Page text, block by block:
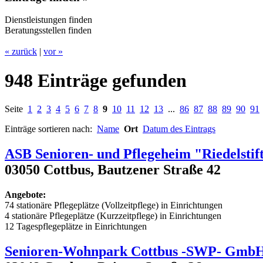
Dienstleistungen finden
Beratungsstellen finden
« zurück | vor »
948 Einträge gefunden
Seite 1 2 3 4 5 6 7 8 9 10 11 12 13 ... 86 87 88 89 90 91
Einträge sortieren nach: Name Ort Datum des Eintrags
ASB Senioren- und Pflegeheim
03050 Cottbus, Bautzener Straße 42
Angebote:
74 stationäre Pflegeplätze (Vollzeitpflege) in Einrichtungen
4 stationäre Pflegeplätze (Kurzzeitpflege) in Einrichtungen
12 Tagespflegeplätze in Einrichtungen
Senioren-Wohnpark Cottbus -SWP-